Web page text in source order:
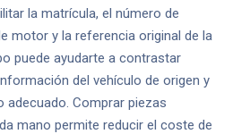
la matrícula, el número de
motor y la referencia original de la
puede ayudarte a contrastar
del vehículo de origen y
adecuado. Comprar piezas
mano permite reducir el coste de